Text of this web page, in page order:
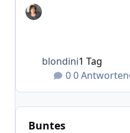
0 Antworten
blondini1 Tag
Buntes